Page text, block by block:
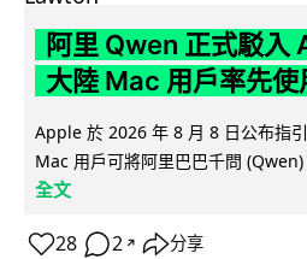
阿里 Qwen 正式駁入
大陸 Mac 用戶率先使
Apple 於 2026 年 8 月 8 日公布指
Mac 用戶可將阿里巴巴千問
全文
28 2 ↗ 分享